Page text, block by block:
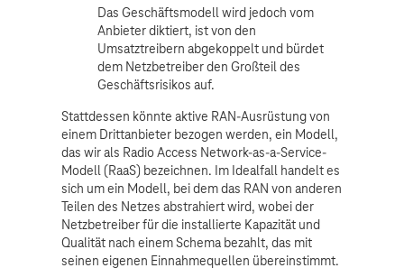
Das Geschäftsmodell wird jedoch vom
Anbieter diktiert, ist von den
Umsatztreibern abgekoppelt und bürdet
dem Netzbetreiber den Großteil des
Geschäftsrisikos auf.
Stattdessen könnte aktive RAN-Ausrüstung von
einem Drittanbieter bezogen werden, ein Modell,
das wir als Radio Access Network-as-a-Service-
Modell (RaaS) bezeichnen. Im Idealfall handelt es
sich um ein Modell, bei dem das RAN von anderen
Teilen des Netzes abstrahiert wird, wobei der
Netzbetreiber für die installierte Kapazität und
Qualität nach einem Schema bezahlt, das mit
seinen eigenen Einnahmequellen übereinstimmt.